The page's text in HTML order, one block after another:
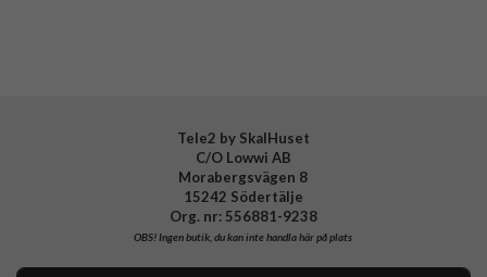
Tele2 by SkalHuset
C/O Lowwi AB
Morabergsvägen 8
15242 Södertälje
Org. nr: 556881-9238
OBS!Ingen butik, du kan inte handla här på plats